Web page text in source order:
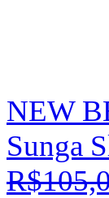
NEW
Sunga